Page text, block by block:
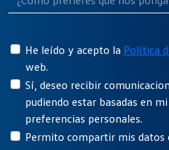
He leído y acepto la Política
web.
Sí, deseo recibir
pudiendo estar basadas en
preferencias personales.
Permito compartir mis datos